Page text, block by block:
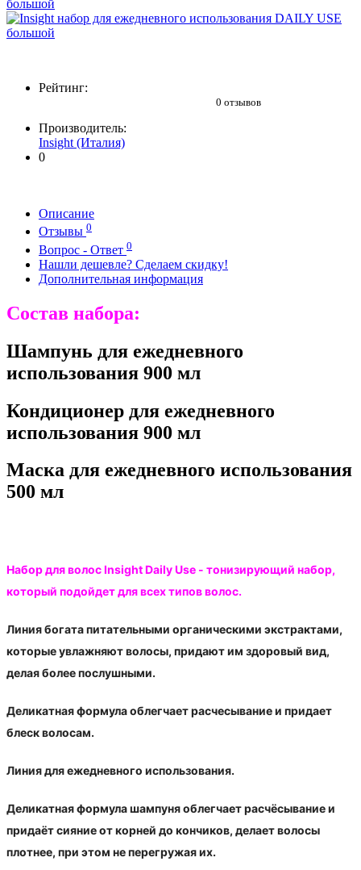
Рейтинг:
0 отзывов
Производитель:
Insight (Италия)
0
Описание
Отзывы 0
Вопрос - Ответ 0
Нашли дешевле? Сделаем скидку!
Дополнительная информация
Состав набора:
Шампунь для ежедневного
использования 900 мл
Кондиционер для ежедневного
использования 900 мл
Маска для ежедневного использования
500 мл
Набор для волос Insight Daily Use - тонизирующий набор,
который подойдет для всех типов волос.
Линия богата питательными органическими экстрактами,
которые увлажняют волосы, придают им здоровый вид,
делая более послушными.
Деликатная формула облегчает расчесывание и придает
блеск волосам.
Линия для ежедневного использования.
Деликатная формула шампуня облегчает расчёсывание и
придаёт сияние от корней до кончиков, делает волосы
плотнее, при этом не перегружая их.